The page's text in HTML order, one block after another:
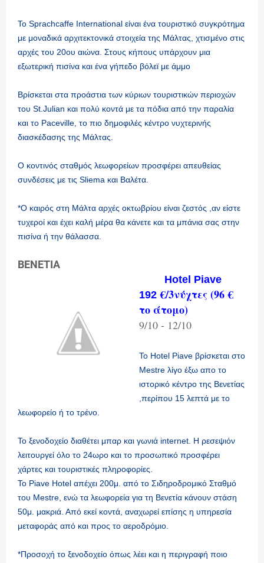
Το Sprachcaffe International είναι ένα τουριστικό συγκρότημα
με μοναδικά αρχιτεκτονικά στοιχεία της Μάλτας, χτισμένο στις
αρχές του 20ου αιώνα. Στους κήπους υπάρχουν μια
εξωτερική πισίνα και ένα γήπεδο βόλεϊ με άμμο
Βρίσκεται στα προάστια των κύριων τουριστικών περιοχών
του St.Julian και πολύ κοντά με τα πόδια από την παραλία
και το Paceville, το πιο δημοφιλές κέντρο νυχτερινής
διασκέδασης της Μάλτας.
Ο κοντινός σταθμός λεωφορείων προσφέρει απευθείας
συνδέσεις με τις Sliema και Βαλέτα.
*Ο καιρός στη Μάλτα αρχές οκτωβρίου είναι ζεστός ,αν είστε
τυχεροί και έχει καλή μέρα θα κάνετε και τα μπάνια σας στην
πισίνα ή την θάλασσα.
ΒΕΝΕΤΙΑ
Hotel Piave
192 €/3νύχτες (96€
το άτομο)
9/10 - 12/10
Το Hotel Piave βρίσκεται στο
Mestre λίγο έξω απο το
ιστορικό κέντρο της Βενετίας
,περίπου 15 λεπτά με το
λεωφορείο ή το τρένο.
Το ξενοδοχείο διαθέτει μπαρ και γωνιά internet. Η ρεσεψιόν
λειτουργεί όλο το 24ωρο και το προσωπικό προσφέρει
χάρτες και τουριστικές πληροφορίες.
Το Piave Hotel απέχει 200μ. από το Σιδηροδρομικό Σταθμό
του Mestre, ενώ τα λεωφορεία για τη Βενετία κάνουν στάση
50μ. μακριά. Από εκεί κοντά, αναχωρεί επίσης η υπηρεσία
μεταφοράς από και προς το αεροδρόμιο.
*Προσοχή το ξενοδοχείο όπως λέει και η περιγραφή ποιο